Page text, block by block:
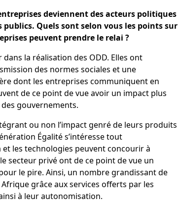
deviennent des acteurs politiques
Quels sont selon vous les points sur
peuvent prendre le relai ?
la réalisation des ODD. Elles ont
des normes sociales et une
dont les entreprises communiquent en
de ce point de vue avoir un impact plus
gouvernements.
ou non l’impact genré de leurs produits
Égalité s’intéresse tout
les technologies peuvent concourir à
secteur privé ont de ce point de vue un
le pire. Ainsi, un nombre grandissant de
grâce aux services offerts par les
à leur autonomisation.